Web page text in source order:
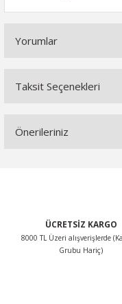
Yorumlar
Taksit Seçenekleri
Önerileriniz
Ürün resmi kalitesiz,
ÜCRETSİZ KARGO
8000 TL Üzeri alışverişlerde
Grubu Hariç)